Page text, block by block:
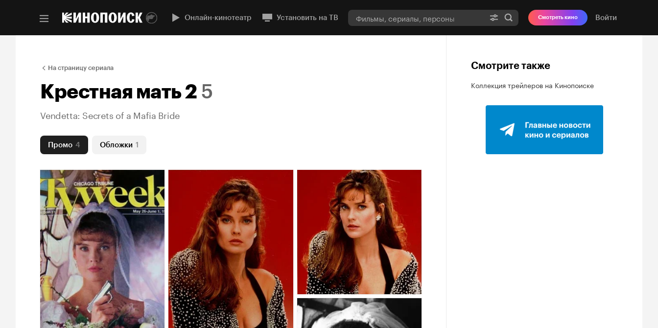
Онлайн-кинотеатр Установить на ТВ Смотреть кино Войти
На страницу сериала
Крестная мать 2 5
Vendetta: Secrets of a Mafia Bride
Промо 4 Обложки 1
Смотрите также
Коллекция трейлеров на Кинопоиске